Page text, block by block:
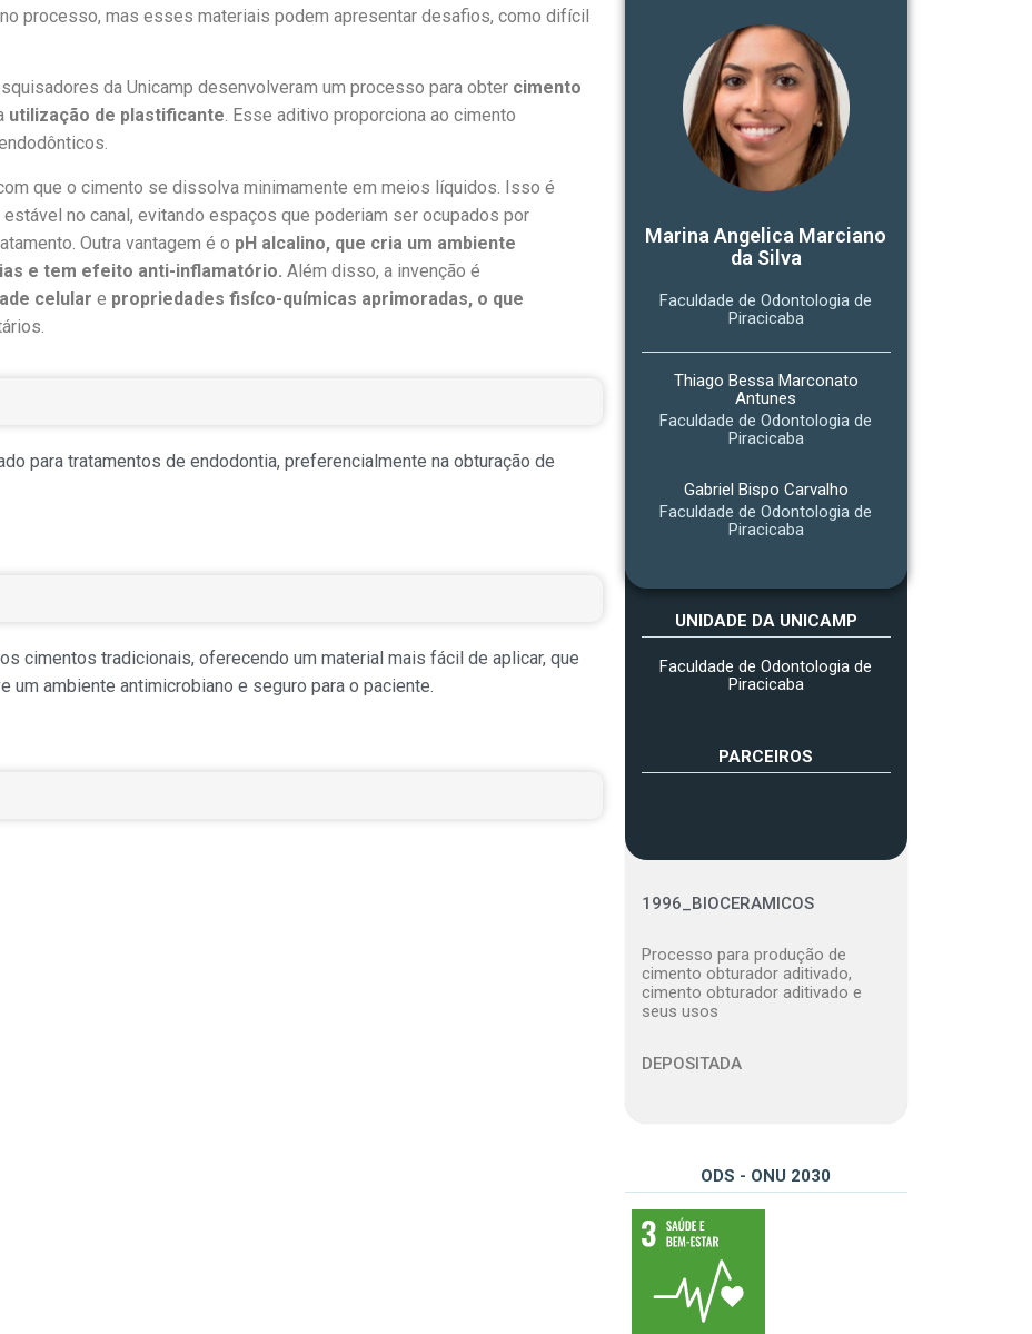
processo, mas esses materiais podem apresentar desafios, como difícil
da Unicamp desenvolveram um processo para obter cimento
utilização de plastificante. Esse aditivo proporciona ao cimento
que o cimento se dissolva minimamente em meios líquidos. Isso é
no canal, evitando espaços que poderiam ser ocupados por
Outra vantagem é o pH alcalino, que cria um ambiente
e tem efeito anti-inflamatório. Além disso, a invenção é
celular e propriedades fisíco-químicas aprimoradas, o que
para tratamentos de endodontia, preferencialmente na obturação de
cimentos tradicionais, oferecendo um material mais fácil de aplicar, que
um ambiente antimicrobiano e seguro para o paciente.
Marina Angelica Marciano
da Silva
Faculdade de Odontologia de
Piracicaba
Thiago Bessa Marconato
Antunes
Faculdade de Odontologia de
Piracicaba
Gabriel Bispo Carvalho
Faculdade de Odontologia de
Piracicaba
UNIDADE DA UNICAMP
Faculdade de Odontologia de
Piracicaba
PARCEIROS
1996_BIOCERAMICOS
Processo para produção de
cimento obturador aditivado,
cimento obturador aditivado e
seus usos
DEPOSITADA
ODS - ONU 2030